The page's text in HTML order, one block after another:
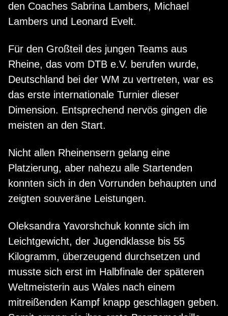
den Coaches Sabrina Lambers, Michael
Lambers und Leonard Evelt.
Für den Großteil des jungen Teams aus
Rheine, das vom DTB e.V. berufen wurde,
Deutschland bei der WM zu vertreten, war es
das erste internationale Turnier dieser
Dimension. Entsprechend nervös gingen die
meisten an den Start.
Nicht allen Rheinensern gelang eine
Platzierung, aber nahezu alle Startenden
konnten sich in den Vorrunden behaupten und
zeigten souveräne Leistungen.
Oleksandra Yavorshchuk konnte sich im
Leichtgewicht, der Jugendklasse bis 55
Kilogramm, überzeugend durchsetzen und
musste sich erst im Halbfinale der späteren
Weltmeisterin aus Wales nach einem
mitreißenden Kampf knapp geschlagen geben.